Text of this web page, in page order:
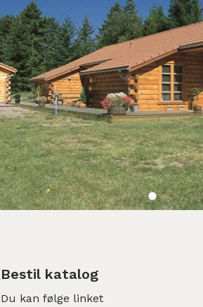
Bestil katalog
Du kan følge linket